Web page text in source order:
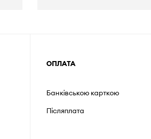
ОПЛАТА
Банківською карткою
Післяплата